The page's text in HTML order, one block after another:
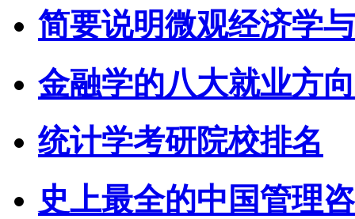
简要说明微观经济学
金融学的八大就业方
统计学考研院校排名
史上最全的中国管理